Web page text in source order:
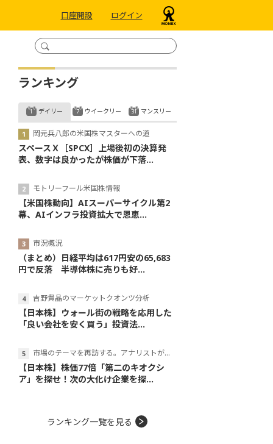
口座開設 ログイン
ランキング
デイリー
岡元兵八郎の米国株マスターへの道
スペースＸ［SPCX］上場後初の決算発
表、数字は良かったが株価が下落...
モトリーフール米国株情報
【米国株動向】AIスーパーサイクル第2
幕、AIインフラ投資拡大で恩恵...
市況概況
（まとめ）日経平均は617円安の65,683
円で反落 半導体株に売りも好...
吉野貴晶のマーケットクオンツ分析
【日本株】ウォール街の戦略を応用した
「良い会社を安く買う」投資法...
市場のテーマを再訪する。アナリストが読み解くテーマの本質
【日本株】株価77倍「第二のキオクシ
ア」を探せ！次の大化け企業を探...
ウイークリー マンスリー
ランキング一覧を見る